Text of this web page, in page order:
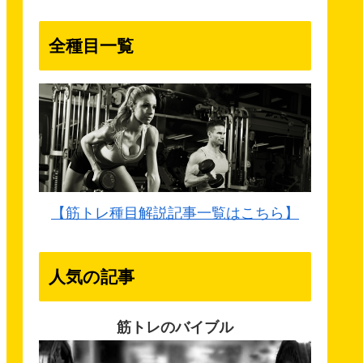
全種目一覧
【筋トレ種目解説記事一覧はこちら】
人気の記事
筋トレのバイブル